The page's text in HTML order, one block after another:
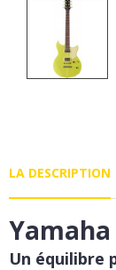
LA DESCRIPTION
Un équilibre